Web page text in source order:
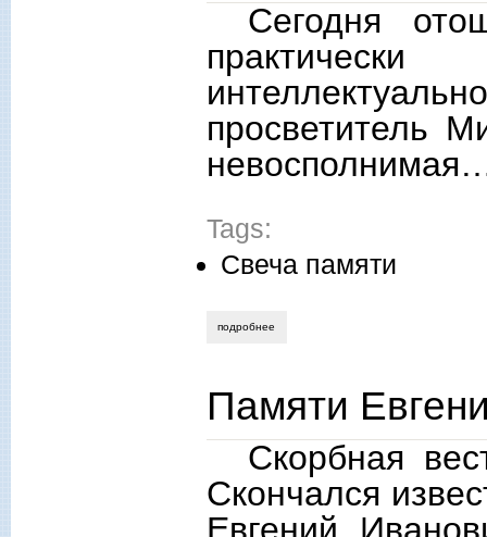
Сегодня
просветитель
Tags:
Свеча памяти
подробнее
Памяти
Скорбная
Скончался